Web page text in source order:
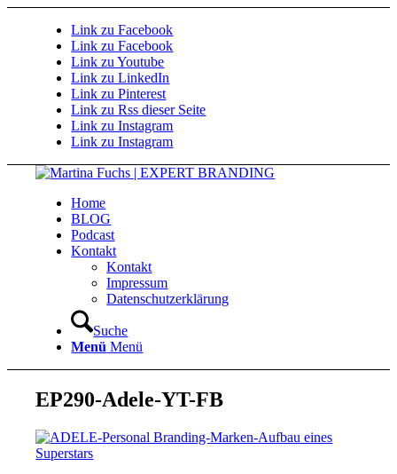
Link zu Facebook
Link zu Facebook
Link zu Youtube
Link zu LinkedIn
Link zu Pinterest
Link zu Rss dieser Seite
Link zu Instagram
Link zu Instagram
Home
BLOG
Podcast
Kontakt
Kontakt
Impressum
Datenschutzerklärung
Suche
Menü Menü
EP290-Adele-YT-FB